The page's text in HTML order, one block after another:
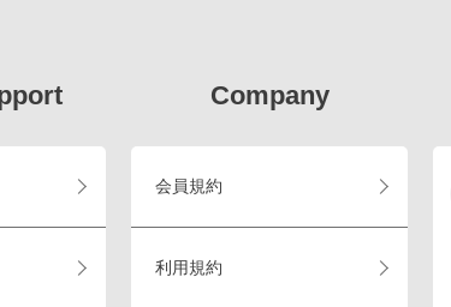
Company
会員規約
利用規約